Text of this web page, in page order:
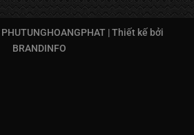
PHUTUNGHOANGPHAT |Thiết kế bởi
BRANDINFO